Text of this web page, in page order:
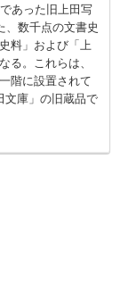
あった旧上田写
、数千点の文書史
料」および「上
る。これらは、
階に設置されて
文庫」の旧蔵品で